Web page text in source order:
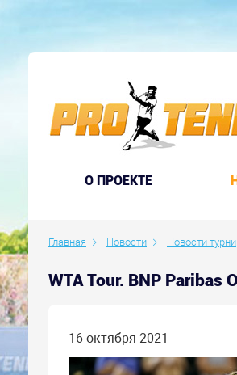
O ПРОЕКТЕ
Главная Новости Новости
WTA Tour. BNP Paribas
16 октября 2021